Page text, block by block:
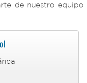
de nuestro equipo